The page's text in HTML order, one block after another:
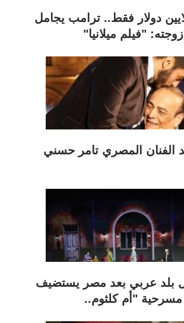
7 ملايين دولار فقط.. ترامب يجامل
زوجته: "فيلم ميلانيا"
الفنان المصري تامر حسني
بلد عربي بعد مصر يستضيف
مسرحية "أم كلثوم..